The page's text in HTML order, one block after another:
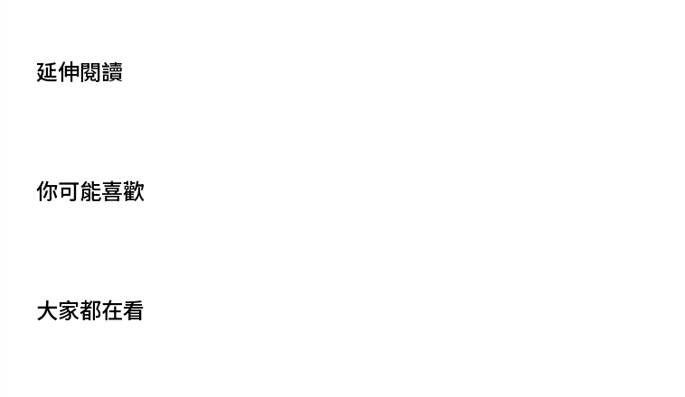
延伸閱讀
你可能喜歡
大家都在看